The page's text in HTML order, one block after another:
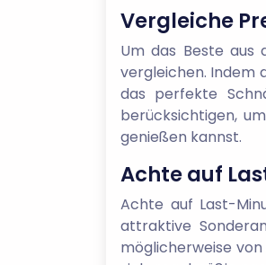
Vergleiche
Um das Beste aus
vergleichen. Indem
das perfekte
berücksichtigen,
genießen kannst.
Achte auf
Achte auf Last-
attraktive
möglicherweise